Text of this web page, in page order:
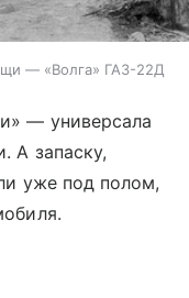
— «Волга» ГАЗ-22Д
— универсала
А запаску,
уже под полом,